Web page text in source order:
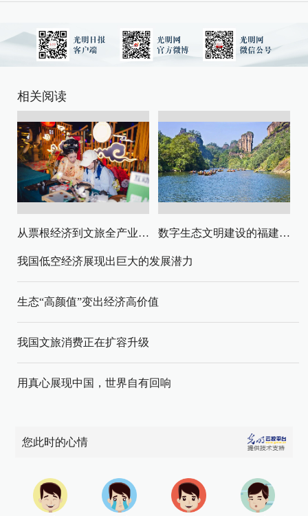
相关阅读
从票根经济到文旅全产业链升级 数字生态文明建设的福建路径与启示
我国低空经济展现出巨大的发展潜力
生态“高颜值”变出经济高价值
我国文旅消费正在扩容升级
用真心展现中国，世界自有回响
您此时的心情